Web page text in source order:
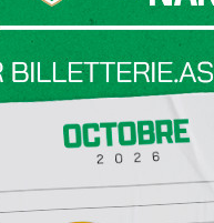
ENTRAÎNEMENT